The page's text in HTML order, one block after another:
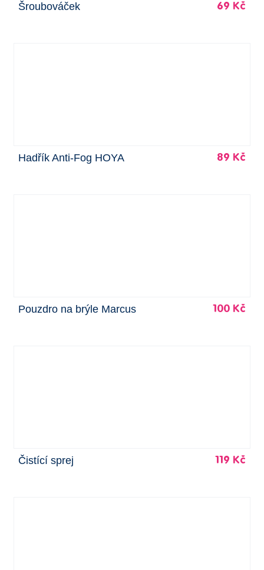
Šroubováček 69 Kč
Hadřík Anti-Fog HOYA 89 Kč
Pouzdro na brýle Marcus 100 Kč
Čistící sprej 119 Kč